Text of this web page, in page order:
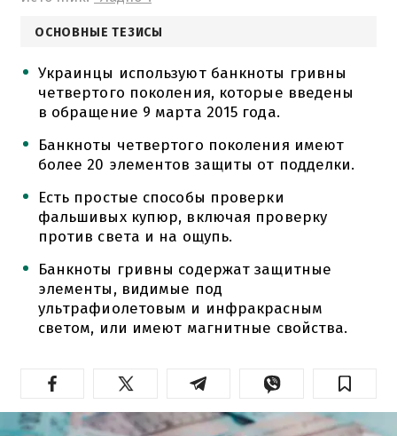
ОСНОВНЫЕ ТЕЗИСЫ
Украинцы используют банкноты гривны
четвертого поколения, которые введены
в обращение 9 марта 2015 года.
Банкноты четвертого поколения имеют
более 20 элементов защиты от подделки.
Есть простые способы проверки
фальшивых купюр, включая проверку
против света и на ощупь.
Банкноты гривны содержат защитные
элементы, видимые под
ультрафиолетовым и инфракрасным
светом, или имеют магнитные свойства.